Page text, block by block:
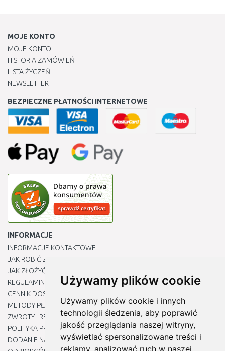
Używamy plików cookie
Używamy plików cookie i innych
technologii śledzenia, aby poprawić
jakość przeglądania naszej witryny,
wyświetlać spersonalizowane treści i
reklamy, analizować ruch w naszej
MOJE KONTO
MOJE KONTO
HISTORIA ZAMÓWIEŃ
LISTA ŻYCZEŃ
NEWSLETTER
BEZPIECZNE PŁATNOŚCI INTERNETOWE
INFORMACJE
INFORMACJE KONTAKTOWE
JAK ROBIĆ ZAKUPY ?
JAK ZŁOŻYĆ REKLAMACJĘ
REGULAMIN
CENNIK DOSTAWY
METODY PŁATNOŚCI
ZWROTY I REKLAMACJE PRODUKTÓW
POLITYKA PRYWATNOŚCI
DODANIE NASZYCH ADRESÓW E-MAIL DO LISTY ZAUFANYCH